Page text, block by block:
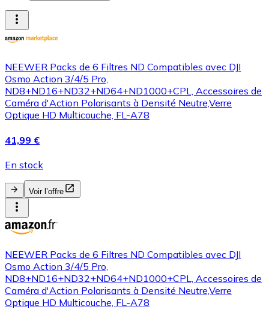
NEEWER Packs de 6 Filtres ND Compatibles avec DJI
Osmo Action 3/4/5 Pro,
ND8+ND16+ND32+ND64+ND1000+CPL, Accessoires de
Caméra d'Action Polarisants à Densité Neutre,Verre
Optique HD Multicouche, FL-A78
41,99 €
En stock
Voir l’offre
NEEWER Packs de 6 Filtres ND Compatibles avec DJI
Osmo Action 3/4/5 Pro,
ND8+ND16+ND32+ND64+ND1000+CPL, Accessoires de
Caméra d'Action Polarisants à Densité Neutre,Verre
Optique HD Multicouche, FL-A78